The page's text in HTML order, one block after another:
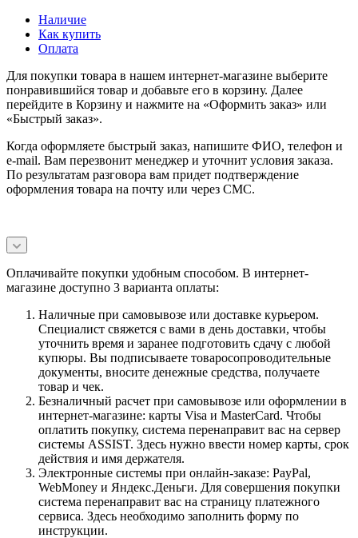
Наличие
Как купить
Оплата
Для покупки товара в нашем интернет-магазине выберите
понравившийся товар и добавьте его в корзину. Далее
перейдите в Корзину и нажмите на «Оформить заказ» или
«Быстрый заказ».
Когда оформляете быстрый заказ, напишите ФИО, телефон и
e-mail. Вам перезвонит менеджер и уточнит условия заказа.
По результатам разговора вам придет подтверждение
оформления товара на почту или через СМС.
Оплачивайте покупки удобным способом. В интернет-
магазине доступно 3 варианта оплаты:
Наличные при самовывозе или доставке курьером.
Специалист свяжется с вами в день доставки, чтобы
уточнить время и заранее подготовить сдачу с любой
купюры. Вы подписываете товаросопроводительные
документы, вносите денежные средства, получаете
товар и чек.
Безналичный расчет при самовывозе или оформлении в
интернет-магазине: карты Visa и MasterCard. Чтобы
оплатить покупку, система перенаправит вас на сервер
системы ASSIST. Здесь нужно ввести номер карты, срок
действия и имя держателя.
Электронные системы при онлайн-заказе: PayPal,
WebMoney и Яндекс.Деньги. Для совершения покупки
система перенаправит вас на страницу платежного
сервиса. Здесь необходимо заполнить форму по
инструкции.